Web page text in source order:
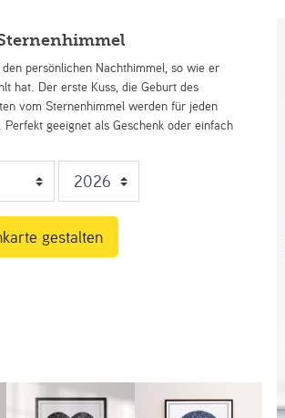
persönlichen Nachthimmel, so wie er
hat. Der erste Kuss, die Geburt des
vom Sternenhimmel werden für jeden
geeignet als Geschenk oder einfach